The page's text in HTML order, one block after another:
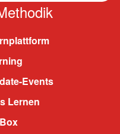
Events
Lernen